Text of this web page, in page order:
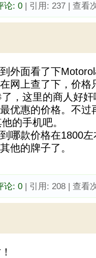
论: 0| 引用: 237 | 查看
外面看了下
网上查了下，价格
，这里的商人好
优惠的价格。不过
的手机吧。
哪款价格在1800
他的牌子了。
论: 0| 引用: 208 | 查看